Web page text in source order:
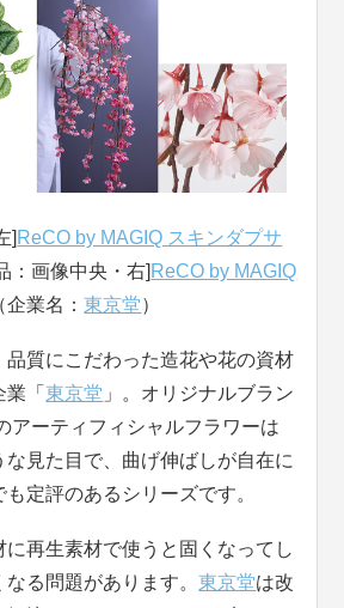
] ReCO by MAGIQ スキンダプサ
：画像中央・右] ReCO by MAGIQ
企業名：東京堂）
品質にこだわった造花や花の資材
業「東京堂 」。オリジナルブラン
アーティフィシャルフラワーは
な見た目で、曲げ伸ばしが自在に
定評のあるシリーズです。
再生素材で使うと固くなってし
なる問題があります。東京堂は改